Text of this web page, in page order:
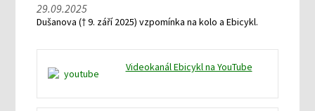
29.09.2025
Dušanova († 9. září 2025) vzpomínka na kolo a Ebicykl.
Videokanál Ebicykl na YouTube